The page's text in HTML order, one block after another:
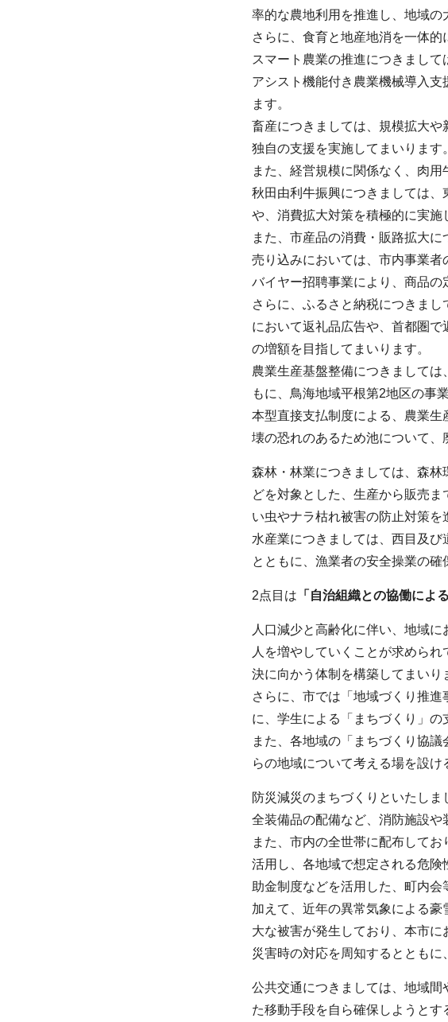
率的な農地利用を推進し、地域の
さらに、食育と地産地消を一体的
スマート農業の推進につきまし
アシスト機能付き農業機械導入
ます。
畜産につきましては、規模拡大
独自の支援を実施してまいります。
また、経営規模に関係なく、肉
秋田由利牛振興につきましては
や、消費拡大対策を積極的に実施
また、市産品の消費・販路拡大
売り込みにおいては、市内事業者
バイヤー招聘事業により、商品の
さらに、ふるさと納税につきま
において返礼品広告や、首都圏
の増額を目指してまいります。
農業生産基盤整備につきまして
もに、鳥海地域平根第2地区の事
本型直接支払制度による、農業
壊の恐れのあるため池について、
森林・林業につきましては、森
どを対象とした、生産から販売
い虫やナラ枯れ被害の防止対策を
水産業につきましては、西目及
とともに、漁業者の安全操業の確
2点目は 「自治組織との協働によ
人口減少と高齢化に伴い、地域
人を増やしていくことが求めら
決に向かう体制を構築してまいり
さらに、市では「地域づくり推
に、学生による「まちづくり」の
また、各地域の「まちづくり協
らの地域について考える場を設け
防災減災のまちづくりといたし
全装備品の配備など、消防施設や
また、市内の全世帯に配布して
活用し、各地域で想定される危
助金制度などを活用した、町内会
加えて、近年の異常気象による
大な被害が発生しており、本市
災害時の対応を周知するとともに
公共交通につきましては、地域
た移動手段を自ら確保しようとす